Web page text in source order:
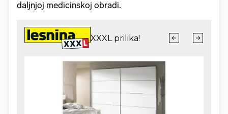
daljnjoj medicinskoj obradi.